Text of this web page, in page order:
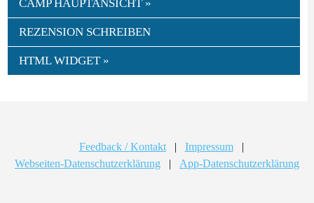
CAMP HAUPTANSICHT »
REZENSION SCHREIBEN
HTML WIDGET »
Feedback / Kontakt | Impressum
|
Webseiten-Datenschutzerklärung
| App-Datenschutzerklärung